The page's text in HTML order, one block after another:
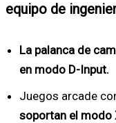
equipo de
La palanca de
en modo D-Input.
Juegos arcade
soportan el modo